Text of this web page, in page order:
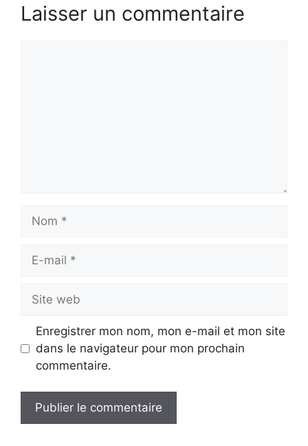
Laisser un commentaire
mail
web
Enregistrer mon nom, mon e-mail et mon site
dans le navigateur pour mon prochain
commentaire.